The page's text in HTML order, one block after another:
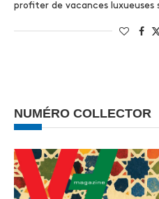
profiter de vacances luxueuses
NUMÉRO COLLECTOR